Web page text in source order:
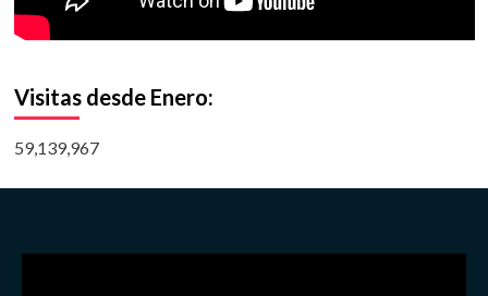
Visitas desde Enero:
59,139,967